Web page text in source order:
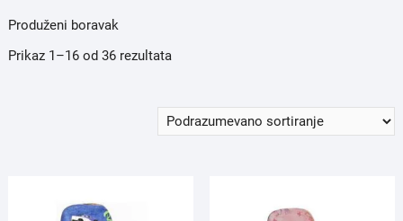
Produženi boravak
Prikaz 1–16 od 36 rezultata